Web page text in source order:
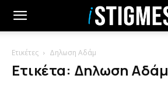
Ετικέτες Δηλωση Αδάμ
Ετικέτα: Δηλωση Αδάμ